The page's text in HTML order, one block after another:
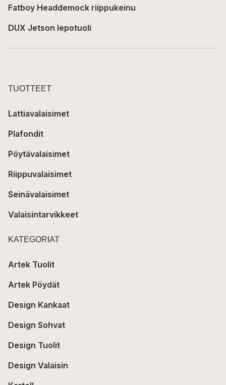
Fatboy Headdemock riippukeinu
DUX Jetson lepotuoli
TUOTTEET
Lattiavalaisimet
Plafondit
Pöytävalaisimet
Riippuvalaisimet
Seinävalaisimet
Valaisintarvikkeet
KATEGORIAT
Artek Tuolit
Artek Pöydät
Design Kankaat
Design Sohvat
Design Tuolit
Design Valaisin